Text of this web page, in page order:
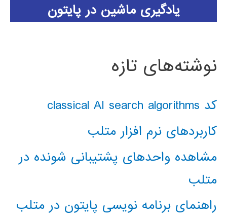
یادگیری ماشین در پایتون
نوشته‌های تازه
کد classical AI search algorithms
کاربردهای نرم افزار متلب
مشاهده واحدهای پشتیبانی شونده در
متلب
راهنمای برنامه نویسی پایتون در متلب